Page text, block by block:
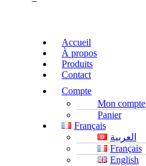
Accueil
À propos
Produits
Contact
Compte
Mon compte
Panier
Français
العربية
Français
English